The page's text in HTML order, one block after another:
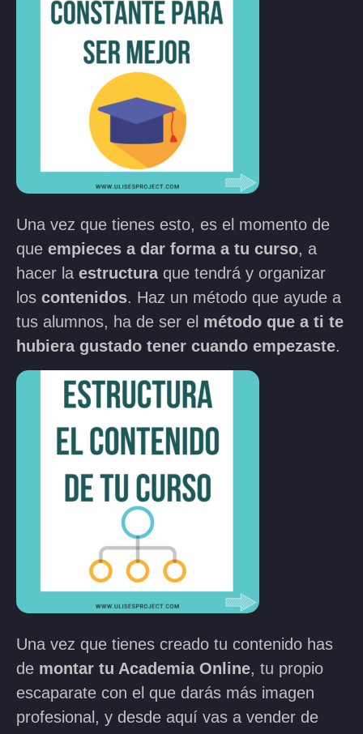
Una vez que tienes esto, es el momento de
que empieces a dar forma a tu curso, a
hacer la estructuraque tendrá y organizar
los contenidos. Haz un método que ayude a
tus alumnos, ha de ser el método que a ti te
hubiera gustado tener cuando empezaste.
Una vez que tienes creado tu contenido has
de montar tu Academia Online, tu propio
escaparate con el que darás más imagen
profesional, y desde aquí vas a vender de